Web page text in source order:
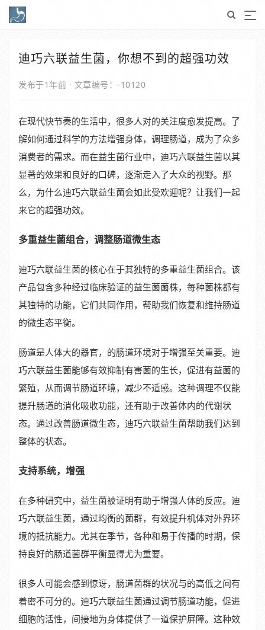
迪巧六联益生菌，你想不到的超强功效
发布于1年前 · 文章编号：-10120
在现代快节奏的生活中，很多人对的关注度愈发提高。了
解如何通过科学的方法增强身体，调理肠道，成为了众多
消费者的需求。而在益生菌行业中，迪巧六联益生菌以其
显著的效果和良好的口碑，逐渐走入了大众的视野。那
么，为什么迪巧六联益生菌会如此受欢迎呢？让我们一起
来它的超强功效。
多重益生菌组合，调整肠道微生态
迪巧六联益生菌的核心在于其独特的多重益生菌组合。该
产品包含多种经过临床验证的益生菌菌株，每种菌株都有
其独特的功能，它们共同作用，帮助我们恢复和维持肠道
的微生态平衡。
肠道是人体大的器官，的肠道环境对于增强至关重要。迪
巧六联益生菌能够有效抑制有害菌的生长，促进有益菌的
繁殖，从而调节肠道环境，减少不适感。这种调理不仅能
提升肠道的消化吸收功能，还有助于改善体内的代谢状
态。通过改善肠道微生态，迪巧六联益生菌帮助我们达到
整体的状态。
支持系统，增强
在多种研究中，益生菌被证明有助于增强人体的反应。迪
巧六联益生菌，通过均衡的菌群，有效提升机体对外界环
境的抵抗能力。尤其在季节，各种和易于传播的时期，保
持良好的肠道菌群平衡显得尤为重要。
很多人可能会感到惊讶，肠道菌群的状况与的高低之间有
着密不可分的。迪巧六联益生菌通过调节肠道功能，促进
细胞的活性，间接地为身体提供了一道保护屏障。这种效